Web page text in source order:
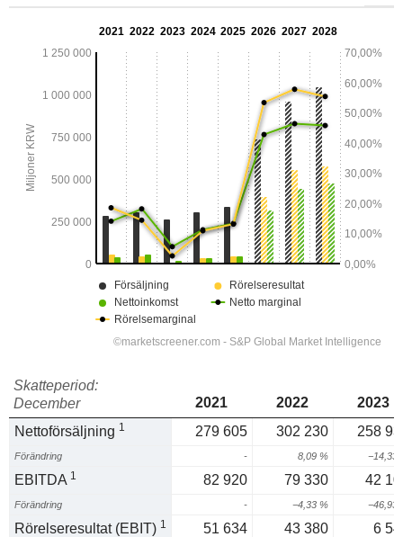
Skatteperiod:
December
2021 2022
2023
Nettoförsäljning 1 279 605 302 230 258
Förändring - 8,09 % −14,33
EBITDA 1 82 920 79 330 42
Förändring - −4,33 % −46,93
Rörelseresultat (EBIT) 1 51 634 43 380 6